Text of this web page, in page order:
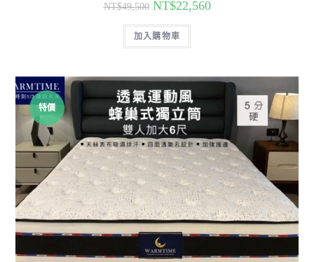
NT$49,500 NT$22,560
加入購物車
特價